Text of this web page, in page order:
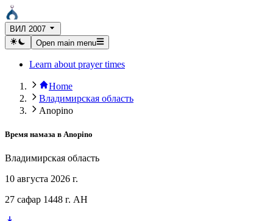
ВИЛ 2007
Open main menu
Learn about prayer times
Home
Владимирская область
Anopino
Время намаза в Anopino
Владимирская область
10 августа 2026 г.
27 сафар 1448 г. AH